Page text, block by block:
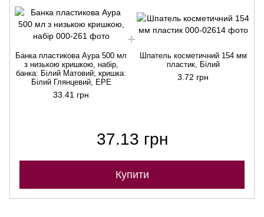
Банка пластикова Аура 500 мл
з низькою кришкою, набір,
банка: Білий Матовий; кришка:
Білий Глянцевий, EPE
33.41 грн
Шпатель косметичний 154 мм
пластик, Білий
3.72 грн
37.13 грн
Купити